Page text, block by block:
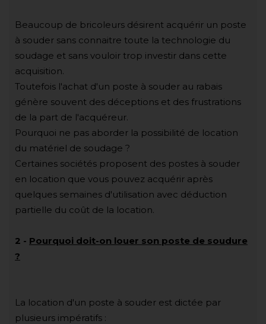
Beaucoup de bricoleurs désirent acquérir un poste
à souder sans connaitre toute la technologie du
soudage et sans vouloir trop investir dans cette
acquisition.
Toutefois l'achat d'un poste à souder au rabais
génère souvent des déceptions et des frustrations
de la part de l'acquéreur.
Pourquoi ne pas aborder la possibilité de location
du matériel de soudage ?
Certaines sociétés proposent des postes à souder
en location que vous pouvez acquérir après
quelques semaines d'utilisation avec déduction
partielle du coût de la location.
2 - Pourquoi doit-on louer son poste de soudure
?
La location d'un poste à souder est dictée par
plusieurs impératifs :